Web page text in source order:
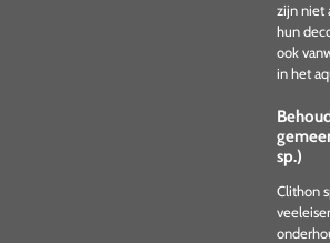
zijn niet
hun
ook
in het
sp.)
Clithon